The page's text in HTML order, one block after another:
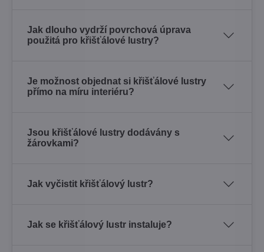
Jak dlouho vydrží povrchová úprava
použitá pro křišťálové lustry?
Je možnost objednat si křišťálové lustry
přímo na míru interiéru?
Jsou křišťálové lustry dodávány s
žárovkami?
Jak vyčistit křišťálový lustr?
Jak se křišťálový lustr instaluje?